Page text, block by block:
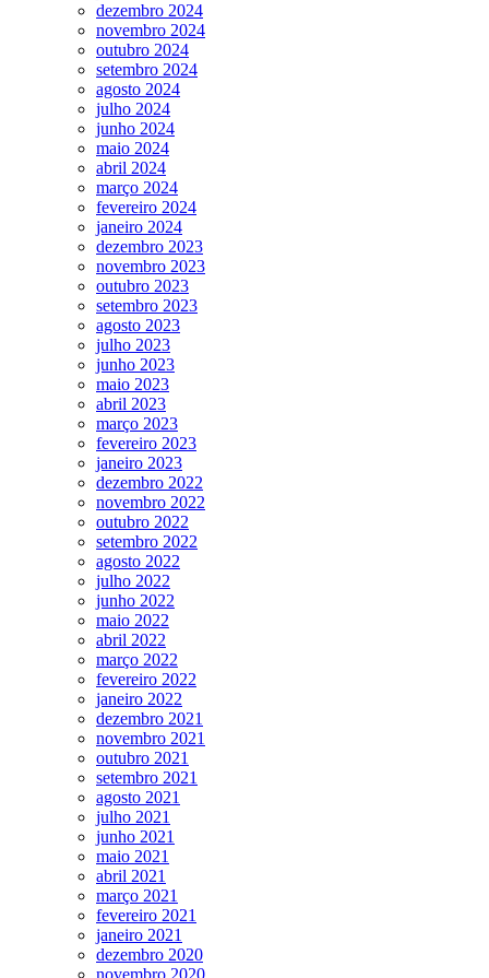
dezembro 2024
novembro 2024
outubro 2024
setembro 2024
agosto 2024
julho 2024
junho 2024
maio 2024
abril 2024
março 2024
fevereiro 2024
janeiro 2024
dezembro 2023
novembro 2023
outubro 2023
setembro 2023
agosto 2023
julho 2023
junho 2023
maio 2023
abril 2023
março 2023
fevereiro 2023
janeiro 2023
dezembro 2022
novembro 2022
outubro 2022
setembro 2022
agosto 2022
julho 2022
junho 2022
maio 2022
abril 2022
março 2022
fevereiro 2022
janeiro 2022
dezembro 2021
novembro 2021
outubro 2021
setembro 2021
agosto 2021
julho 2021
junho 2021
maio 2021
abril 2021
março 2021
fevereiro 2021
janeiro 2021
dezembro 2020
novembro 2020